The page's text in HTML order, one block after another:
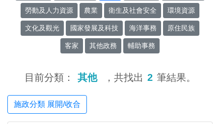
勞動及人力資源 農業 衛生及社會安全 環境資源
文化及觀光 國家發展及科技 海洋事務 原住民族
客家 其他政務 輔助事務
目前分類： 其他 ，共找出 2 筆結果。
施政分類 展開/收合